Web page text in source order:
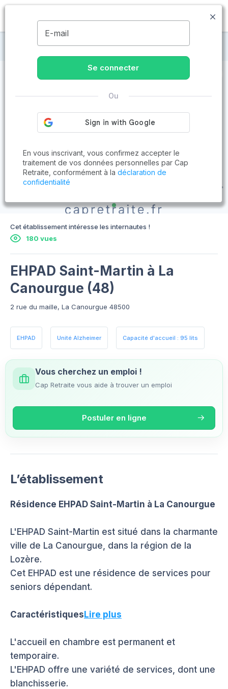
MENU
Maisons de retraite à La Canourgue
Cet établissement intéresse les internautes !
180 vues
EHPAD Saint-Martin à La
Canourgue (48)
2 rue du maille, La Canourgue 48500
EHPAD Unité Alzheimer Capacité d'accueil : 95 lits
Vous cherchez un emploi !
Cap Retraite vous aide à trouver un emploi
Postuler en ligne
L’établissement
Résidence EHPAD Saint-Martin à La Canourgue
L'EHPAD Saint-Martin est situé dans la charmante
ville de La Canourgue, dans la région de la
Lozère.
Cet EHPAD est une résidence de services pour
seniors dépendant.
CaractéristiquesLire plus
L'accueil en chambre est permanent et
temporaire.
L'EHPAD offre une variété de services, dont une
blanchisserie.
E-mail
Se connecter
Ou
En vous inscrivant, vous confirmez accepter le
traitement de vos données personnelles par Cap
Retraite, conformément à la déclaration de
confidentialité